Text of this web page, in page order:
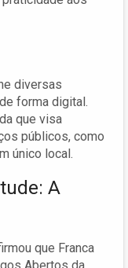
diversas
forma digital.
que visa
públicos, como
único local.
A
que Franca
Abertos da